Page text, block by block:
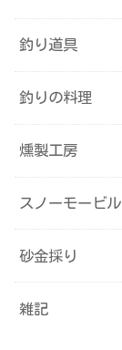
釣り道具
釣りの料理
燻製工房
スノーモービル
砂金採り
雑記